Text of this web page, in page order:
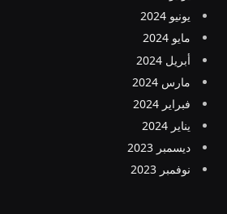
يونيو 2024
مايو 2024
أبريل 2024
مارس 2024
فبراير 2024
يناير 2024
ديسمبر 2023
نوفمبر 2023